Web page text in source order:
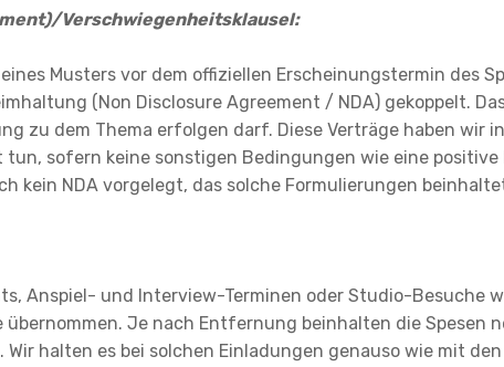
Verschwiegenheitsklausel:
Musters vor dem offiziellen Erscheinungstermin des
(Non Disclosure Agreement / NDA) gekoppelt.
zu dem Thema erfolgen darf. Diese Verträge haben wir
sofern keine sonstigen Bedingungen wie eine
kein NDA vorgelegt, das solche Formulierungen
Anspiel- und Interview-Terminen oder Studio-Besuche
Je nach Entfernung beinhalten die Spesen
halten es bei solchen Einladungen genauso wie mit